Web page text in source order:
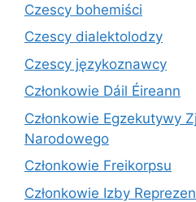
Czescy bohemiści
Czescy dialektolodzy
Czescy językoznawcy
Członkowie Dáil Éireann
Członkowie Egzekutywy
Narodowego
Członkowie Freikorpsu
Członkowie Izby